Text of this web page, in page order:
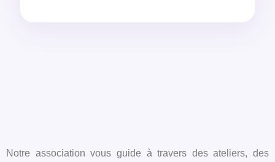
Notre association vous guide à travers des ateliers, des